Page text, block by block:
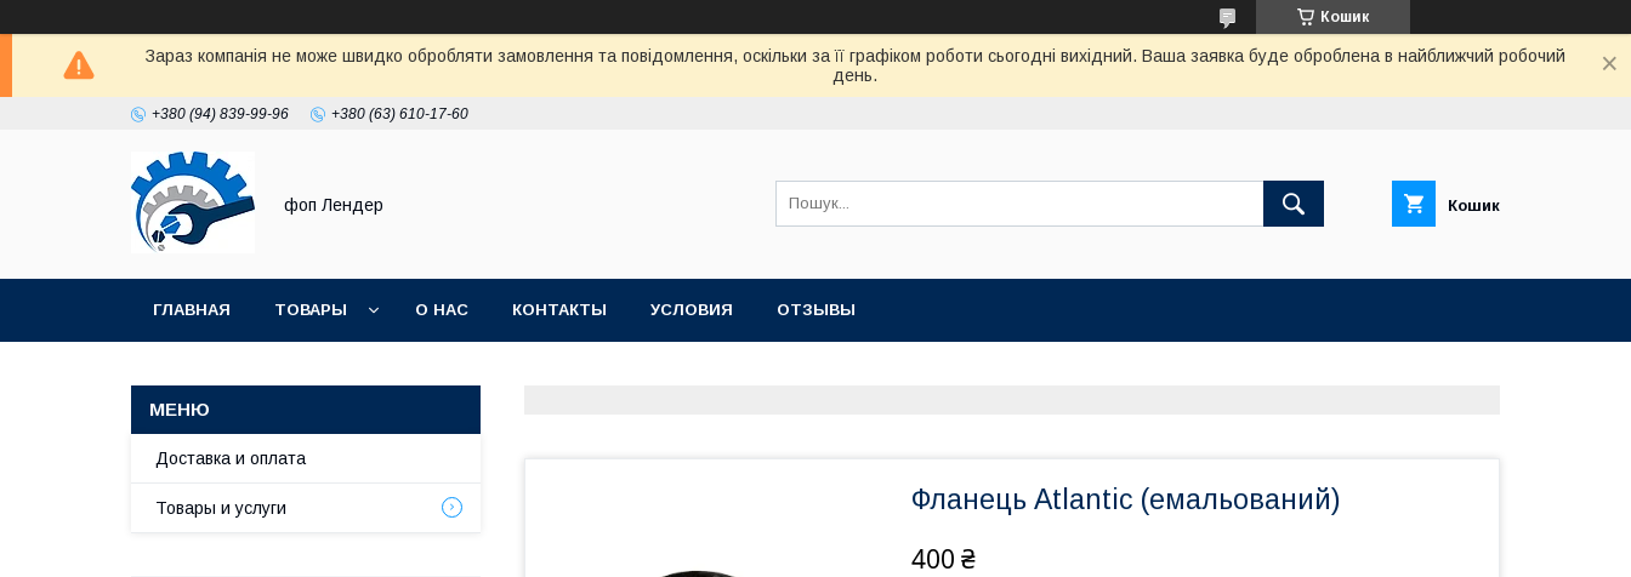
Кошик
Зараз компанія не може швидко обробляти замовлення та повідомлення, оскільки за її графіком роботи сьогодні вихідний. Ваша заявка буде оброблена в найближчий робочий
день.
+380 (94) 839-99-96 +380 (63) 610-17-60
фоп Лендер Кошик
ГЛАВНАЯ ТОВАРЫ О НАС КОНТАКТЫ УСЛОВИЯ ОТЗЫВЫ
Фланець Atlantic (емальований)
400 ₴
Доставка и оплата
Товары и услуги